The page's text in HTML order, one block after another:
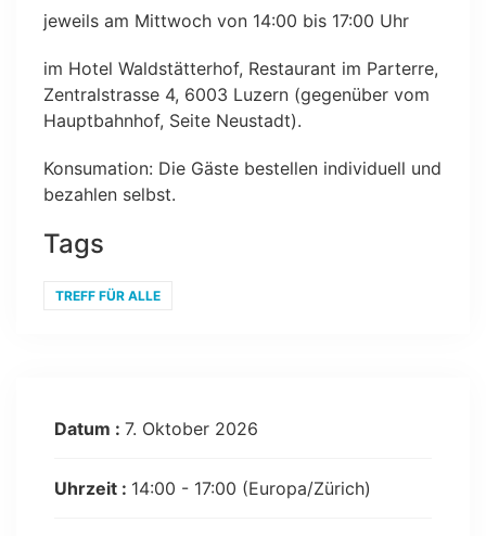
jeweils am Mittwoch von 14:00 bis 17:00 Uhr
im Hotel Waldstätterhof, Restaurant im Parterre,
Zentralstrasse 4, 6003 Luzern (gegenüber vom
Hauptbahnhof, Seite Neustadt).
Konsumation: Die Gäste bestellen individuell und
bezahlen selbst.
Tags
TREFF FÜR ALLE
Datum : 7. Oktober 2026
Uhrzeit : 14:00 - 17:00 (Europa/Zürich)